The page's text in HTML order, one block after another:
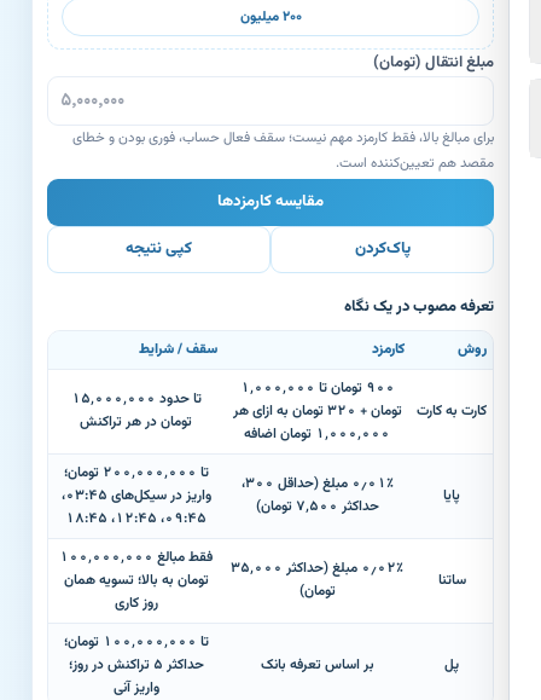
مبلغ انتقال (تومان)
برای مبالغ بالا، فقط کارمزد مهم نیست؛ سقف فعال حساب، فوری بودن و خطای
مقصد هم تعیین‌کننده است.
مقایسه کارمزدها
پاک‌کردن
کپی نتیجه
تعرفه مصوب در یک نگاه
کارمزد سقف / شرایط
کارت به کارت
۹۰۰ تومان تا ۱٬۰۰۰٬۰۰۰
تومان + ۳۲۰ تومان به ازای هر
۱٬۰۰۰٬۰۰۰ تومان اضافه
تا حدود ۱۵٬۰۰۰٬۰۰۰
تومان در هر تراکنش
حداکثر ۷٬۵۰۰ تومان)
تا ۲۰۰٬۰۰۰٬۰۰۰ تومان؛
واریز در سیکل‌های ۰۳:۴۵،
۰۹:۴۵، ۱۲:۴۵، ۱۸:۴۵
۰٫۰۲٪ مبلغ (حداکثر ۳۵٬۰۰۰
تومان)
فقط مبالغ ۱۰۰٬۰۰۰٬۰۰۰
تومان به بالا؛ تسویه همان
روز کاری
بر اساس تعرفه بانک
تا ۱۰۰٬۰۰۰٬۰۰۰ تومان؛
حداکثر ۵ تراکنش در روز؛
واریز آنی